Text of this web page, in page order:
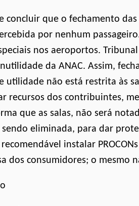
concluir que o fechamento
por nenhum
nos aeroportos.
da ANAC. Assim,
utilidade não está restrita às
recursos dos contribuintes,
que as salas, não será
eliminada, para dar
instalar
dos consumidores; o mesmo